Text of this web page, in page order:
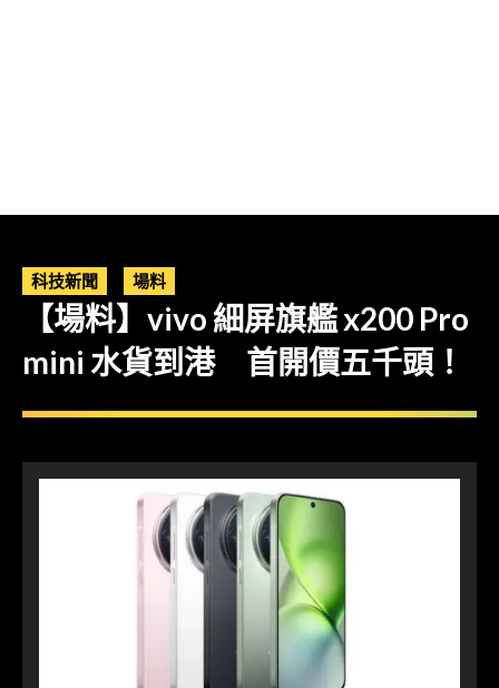
科技新聞 場料
【場料】vivo 細屏旗艦 x200 Pro
mini 水貨到港 首開價五千頭！